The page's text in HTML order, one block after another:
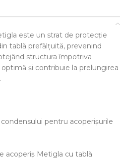
este un strat de protecție
tablă prefălțuită, prevenind
structura împotriva
și contribuie la prelungirea
pentru acoperișurile
acoperiș Metigla cu tablă